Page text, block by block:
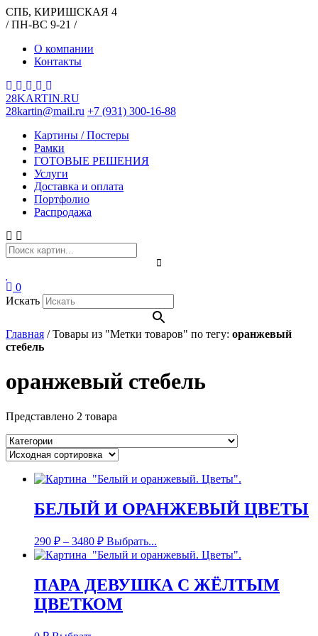
СПБ, КИРИШСКАЯ 4
/ ПН-ВС 9-21 /
О компании
Контакты
28KARTIN.RU
28kartin@mail.ru +7 (931) 300-16-88
Картины / Постеры
Рамки
ГОТОВЫЕ РЕШЕНИЯ
Услуги
Доставка и оплата
Портфолио
Распродажа
0
Искать
Главная /Товары из "Метки товаров" по тегу: оранжевый
стебель
оранжевый стебель
Представлено 2 товара
БЕЛЫЙ И ОРАНЖЕВЫЙ ЦВЕТЫ
290 ₽ – 3480 ₽ Выбрать...
ПАРА ДЕВУШКА С ЖЁЛТЫМ
ЦВЕТКОМ